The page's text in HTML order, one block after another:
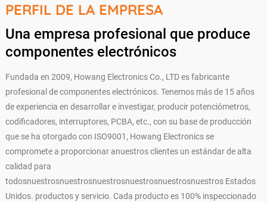
PERFIL DE LA EMPRESA
Una empresa profesional que produce
componentes electrónicos
Fundada en 2009, Howang Electronics Co., LTD es fabricante
profesional de componentes electrónicos. Tenemos más de 15 años
de experiencia en desarrollar e investigar, producir potenciómetros,
codificadores, interruptores, PCBA, etc., con su base de producción
que se ha otorgado con ISO9001, Howang Electronics se
compromete a proporcionar anuestros clientes un estándar de alta
calidad para
todosnuestrosnuestrosnuestrosnuestrosnuestrosnuestros Estados
Unidos. productos y servicio. Cada producto es 100% inspeccionado